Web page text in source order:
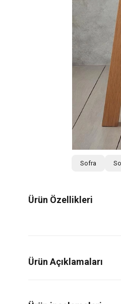
Sofra
Ürün Özellikleri
Ürün Açıklamaları